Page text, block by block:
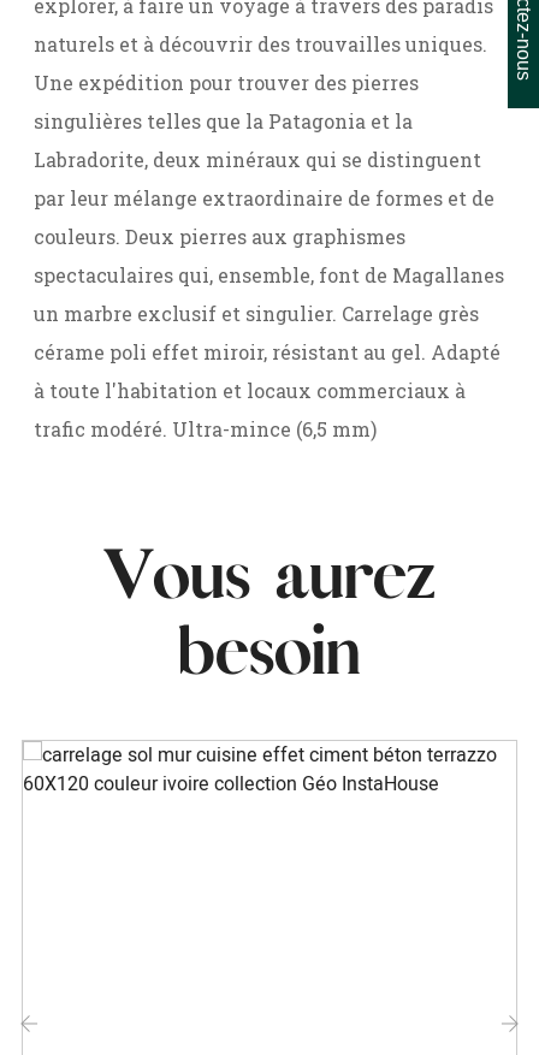
explorer, à faire un voyage à travers des paradis
naturels et à découvrir des trouvailles uniques.
Une expédition pour trouver des pierres
singulières telles que la Patagonia et la
Labradorite, deux minéraux qui se distinguent
par leur mélange extraordinaire de formes et de
couleurs. Deux pierres aux graphismes
spectaculaires qui, ensemble, font de Magallanes
un marbre exclusif et singulier. Carrelage grès
cérame poli effet miroir, résistant au gel. Adapté
à toute l'habitation et locaux commerciaux à
trafic modéré. Ultra-mince (6,5 mm)
Vous aurez
besoin